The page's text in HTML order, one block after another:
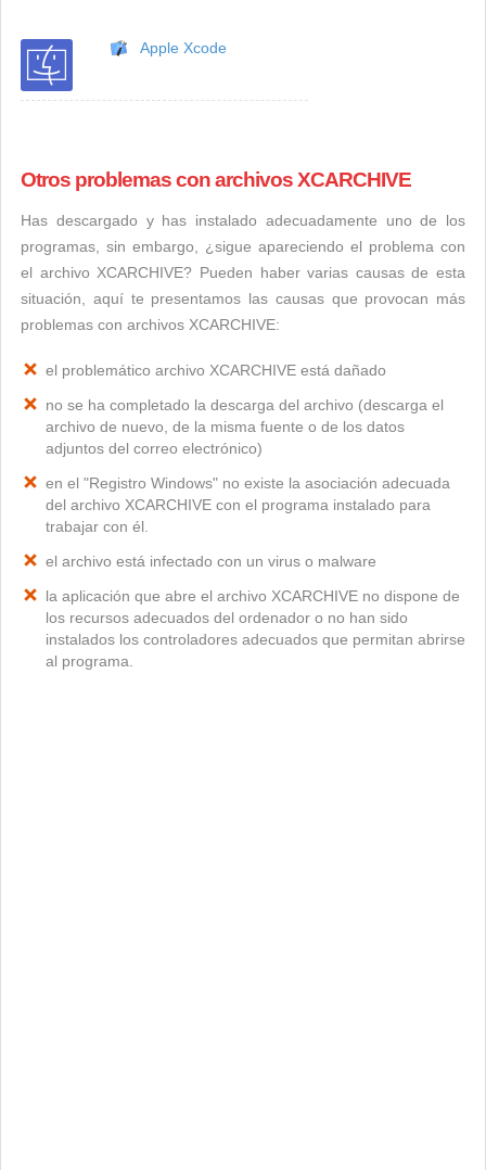
Apple Xcode
Otros problemas con archivos XCARCHIVE
Has descargado y has instalado adecuadamente uno de los
programas, sin embargo, ¿sigue apareciendo el problema con
el archivo XCARCHIVE? Pueden haber varias causas de esta
situación, aquí te presentamos las causas que provocan más
problemas con archivos XCARCHIVE:
el problemático archivo XCARCHIVE está dañado
no se ha completado la descarga del archivo (descarga el
archivo de nuevo, de la misma fuente o de los datos
adjuntos del correo electrónico)
en el "Registro Windows" no existe la asociación adecuada
del archivo XCARCHIVE con el programa instalado para
trabajar con él.
el archivo está infectado con un virus o malware
la aplicación que abre el archivo XCARCHIVE no dispone de
los recursos adecuados del ordenador o no han sido
instalados los controladores adecuados que permitan abrirse
al programa.